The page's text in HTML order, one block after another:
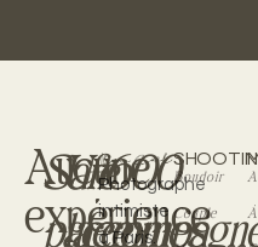
Aucune
expérience
Safe
Un
+600
Photographe
intimiste
à Paris.
Boudoir
Couple